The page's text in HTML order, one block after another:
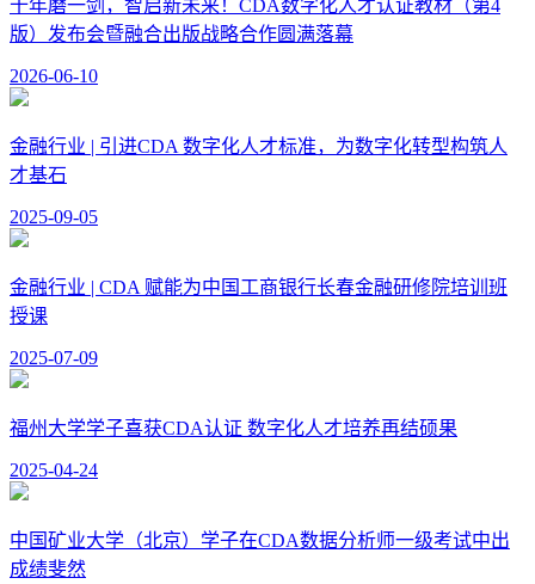
十年磨一剑，智启新未来！CDA数字化人才认证教材（第4
版）发布会暨融合出版战略合作圆满落幕
2026-06-10
金融行业 | 引进CDA 数字化人才标准，为数字化转型构筑人
才基石
2025-09-05
金融行业 | CDA 赋能为中国工商银行长春金融研修院培训班
授课
2025-07-09
福州大学学子喜获CDA认证 数字化人才培养再结硕果
2025-04-24
中国矿业大学（北京）学子在CDA数据分析师一级考试中出
成绩斐然